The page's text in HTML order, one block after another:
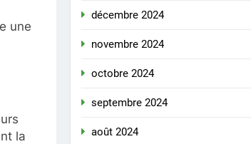
une
la
décembre 2024
novembre 2024
octobre 2024
septembre 2024
août 2024